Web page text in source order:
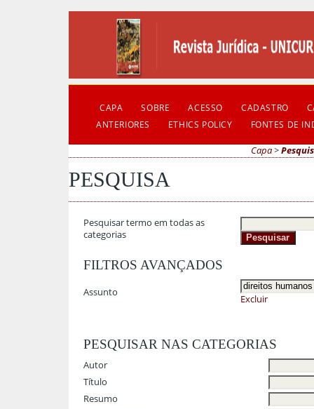
CAPA SOBRE ACESSO CADASTRO
ANTERIORES
ETHICS POLICY FONTES DE
Capa>
PESQUISA
Pesquisar termo em todas as
categorias
FILTROS AVANÇADOS
Assunto
Excluir
PESQUISAR NAS CATEGORIAS
Autor
Título
Resumo